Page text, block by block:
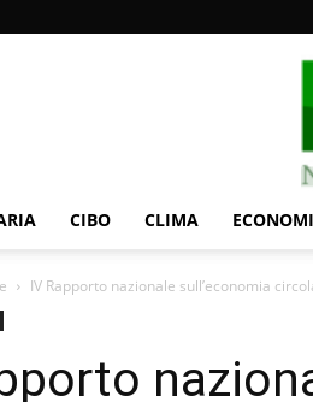
CIBO CLIMA
IV Rapporto nazionale sull’economia